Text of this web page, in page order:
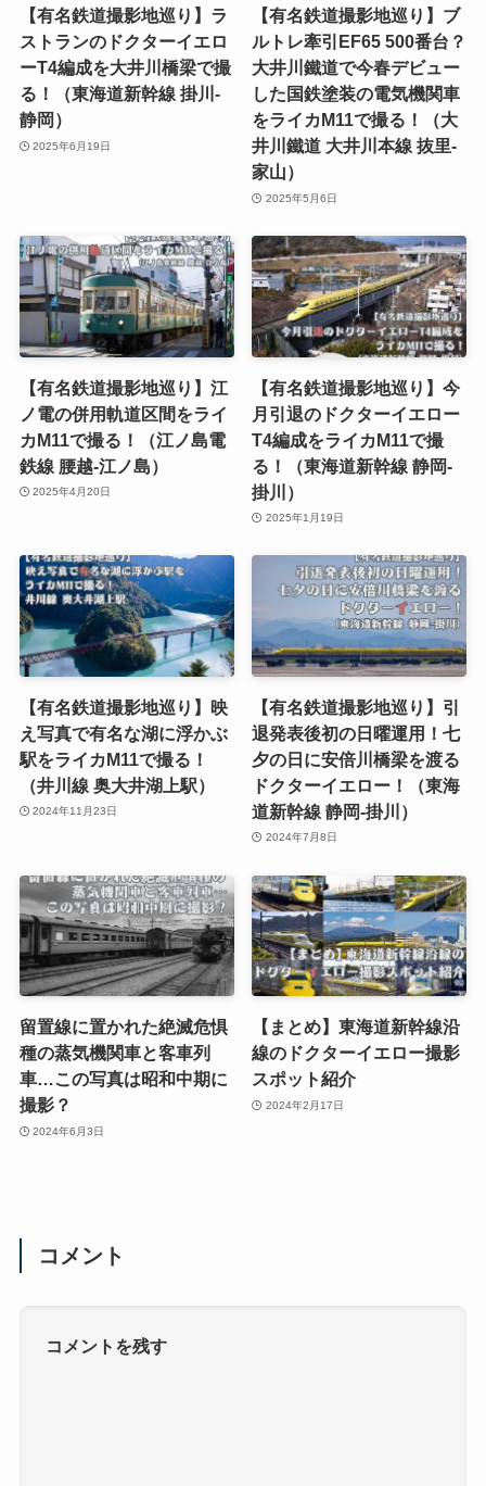
【有名鉄道撮影地巡り】ラ
ストランのドクターイエロ
ーT4編成を大井川橋梁で撮
る！（東海道新幹線 掛川-
静岡）
2025年6月19日
【有名鉄道撮影地巡り】ブ
ルトレ牽引EF65 500番台？
大井川鐵道で今春デビュー
した国鉄塗装の電気機関車
をライカM11で撮る！（大
井川鐵道 大井川本線 抜里-
家山）
2025年5月6日
【有名鉄道撮影地巡り】江
ノ電の併用軌道区間をライ
カM11で撮る！（江ノ島電
鉄線 腰越-江ノ島）
2025年4月20日
【有名鉄道撮影地巡り】今
月引退のドクターイエロー
T4編成をライカM11で撮
る！（東海道新幹線 静岡-
掛川）
2025年1月19日
【有名鉄道撮影地巡り】映
え写真で有名な湖に浮かぶ
駅をライカM11で撮る！
（井川線 奥大井湖上駅）
2024年11月23日
【有名鉄道撮影地巡り】引
退発表後初の日曜運用！七
夕の日に安倍川橋梁を渡る
ドクターイエロー！（東海
道新幹線 静岡-掛川）
2024年7月8日
留置線に置かれた絶滅危惧
種の蒸気機関車と客車列
車…この写真は昭和中期に
撮影？
2024年6月3日
【まとめ】東海道新幹線沿
線のドクターイエロー撮影
スポット紹介
2024年2月17日
コメント
コメントを残す